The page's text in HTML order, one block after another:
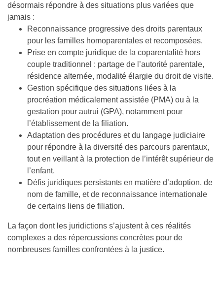
désormais répondre à des situations plus variées que
jamais :
Reconnaissance progressive des droits parentaux
pour les familles homoparentales et recomposées.
Prise en compte juridique de la coparentalité hors
couple traditionnel : partage de l’autorité parentale,
résidence alternée, modalité élargie du droit de visite.
Gestion spécifique des situations liées à la
procréation médicalement assistée (PMA) ou à la
gestation pour autrui (GPA), notamment pour
l’établissement de la filiation.
Adaptation des procédures et du langage judiciaire
pour répondre à la diversité des parcours parentaux,
tout en veillant à la protection de l’intérêt supérieur de
l’enfant.
Défis juridiques persistants en matière d’adoption, de
nom de famille, et de reconnaissance internationale
de certains liens de filiation.
La façon dont les juridictions s’ajustent à ces réalités
complexes a des répercussions concrètes pour de
nombreuses familles confrontées à la justice.